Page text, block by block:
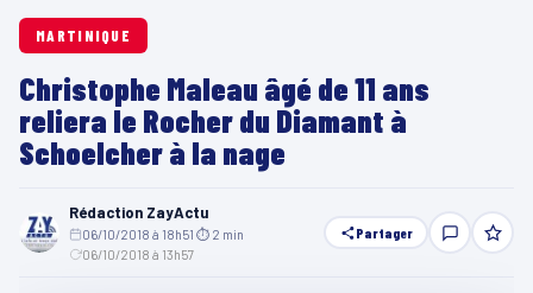
MARTINIQUE
Christophe Maleau âgé de 11 ans
reliera le Rocher du Diamant à
Schoelcher à la nage
Rédaction ZayActu
06/10/2018 à 18h51 ⏱ 2 min
06/10/2018 à 13h57
Partager